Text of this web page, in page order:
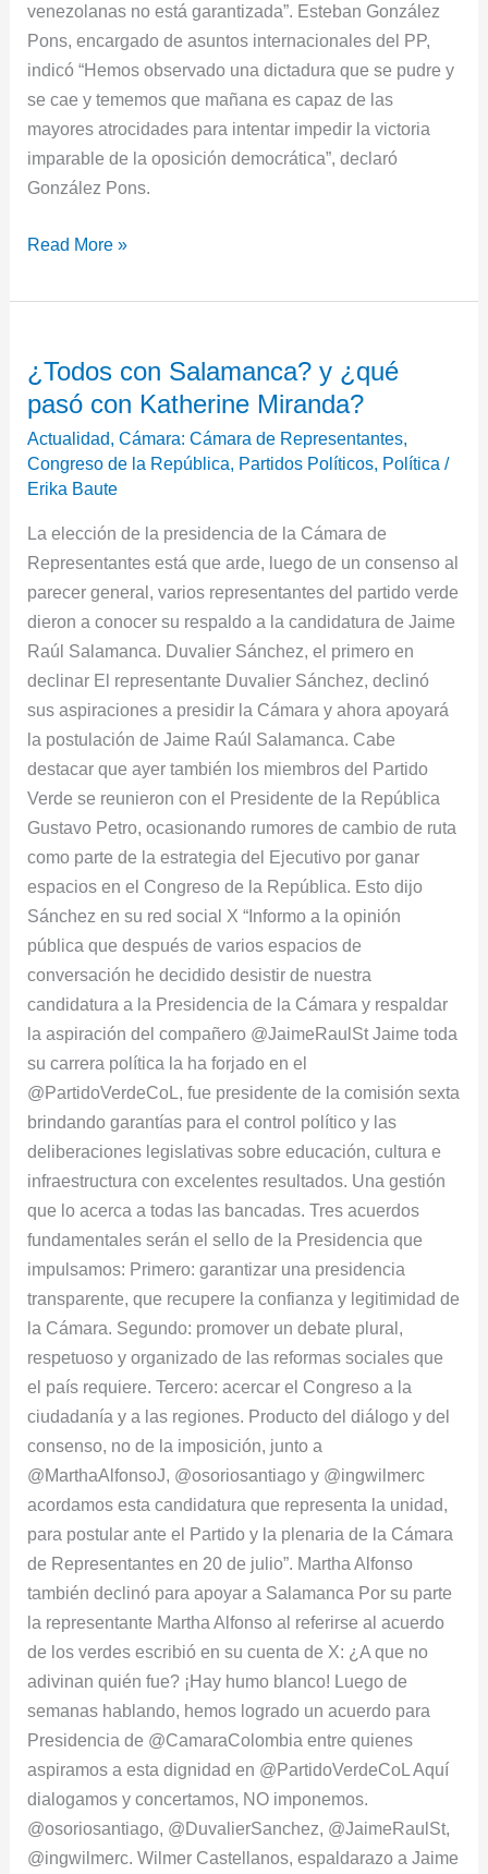
venezolanas no está garantizada”. Esteban González
Pons, encargado de asuntos internacionales del PP,
indicó “Hemos observado una dictadura que se pudre y
se cae y tememos que mañana es capaz de las
mayores atrocidades para intentar impedir la victoria
imparable de la oposición democrática”, declaró
González Pons.
Read More »
¿Todos con Salamanca? y ¿qué
pasó con Katherine Miranda?
Actualidad,Cámara: Cámara de Representantes,
Congreso de la República, Partidos Políticos, Política /
Erika Baute
La elección de la presidencia de la Cámara de
Representantes está que arde, luego de un consenso al
parecer general, varios representantes del partido verde
dieron a conocer su respaldo a la candidatura de Jaime
Raúl Salamanca. Duvalier Sánchez, el primero en
declinar El representante Duvalier Sánchez, declinó
sus aspiraciones a presidir la Cámara y ahora apoyará
la postulación de Jaime Raúl Salamanca. Cabe
destacar que ayer también los miembros del Partido
Verde se reunieron con el Presidente de la República
Gustavo Petro, ocasionando rumores de cambio de ruta
como parte de la estrategia del Ejecutivo por ganar
espacios en el Congreso de la República. Esto dijo
Sánchez en su red social X “Informo a la opinión
pública que después de varios espacios de
conversación he decidido desistir de nuestra
candidatura a la Presidencia de la Cámara y respaldar
la aspiración del compañero @JaimeRaulSt Jaime toda
su carrera política la ha forjado en el
@PartidoVerdeCoL, fue presidente de la comisión sexta
brindando garantías para el control político y las
deliberaciones legislativas sobre educación, cultura e
infraestructura con excelentes resultados. Una gestión
que lo acerca a todas las bancadas. Tres acuerdos
fundamentales serán el sello de la Presidencia que
impulsamos: Primero: garantizar una presidencia
transparente, que recupere la confianza y legitimidad de
la Cámara. Segundo: promover un debate plural,
respetuoso y organizado de las reformas sociales que
el país requiere. Tercero: acercar el Congreso a la
ciudadanía y a las regiones. Producto del diálogo y del
consenso, no de la imposición, junto a
@MarthaAlfonsoJ, @osoriosantiago y @ingwilmerc
acordamos esta candidatura que representa la unidad,
para postular ante el Partido y la plenaria de la Cámara
de Representantes en 20 de julio”. Martha Alfonso
también declinó para apoyar a Salamanca Por su parte
la representante Martha Alfonso al referirse al acuerdo
de los verdes escribió en su cuenta de X: ¿A que no
adivinan quién fue? ¡Hay humo blanco! Luego de
semanas hablando, hemos logrado un acuerdo para
Presidencia de @CamaraColombia entre quienes
aspiramos a esta dignidad en @PartidoVerdeCoL Aquí
dialogamos y concertamos, NO imponemos.
@osoriosantiago, @DuvalierSanchez, @JaimeRaulSt,
@ingwilmerc. Wilmer Castellanos, espaldarazo a Jaime
con
Salamanca?
y
¿qué
pasó
Miranda?